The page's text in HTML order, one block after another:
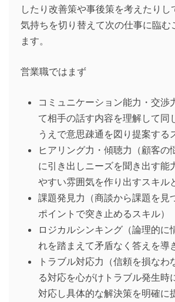
したり改善策や事後策を考えたりし
気持ちを切り替えて次の仕事に臨む
ます。
営業職ではまず
コミュニケーション能力・交渉
て相手の話す内容を理解して同
うえで意思疎通を図り提案する
ヒアリング力・傾聴力（顧客の
に引き出しニーズを聞き出す能
やすい雰囲気を作り出すスキル
課題発見力（商談から課題を見
ポイントで突き止めるスキル）
ロジカルシンキング（論理的に
れを踏まえて矛盾なく答えを導
トラブル対応力（信頼を損なわ
る対応を心がけトラブル発生時
対応し具体的な解決策を明確に